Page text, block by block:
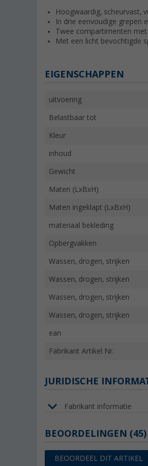
Hoogwaardig, scheurvast,
In drie eenvoudige grepen
Twee compartimenten
Met een licht bevochtigde
EIGENSCHAPPEN
uitvoering
Belastbaar tot
Kleur
inhoud
Gewicht
Maten (LxBxH)
Maten ingeklapt (LxBxH)
materiaal bekleding
Opbergvakken
Wassen, drogen, strijken
Wassen, drogen, strijken
Wassen, drogen, strijken
Wassen, drogen, strijken
ean
Fabrikant Artikel Nr.
JURIDISCHE
Fabrikant informatie
BEOORDELINGEN (45)
BEOORDEEL DIT ARTIKEL